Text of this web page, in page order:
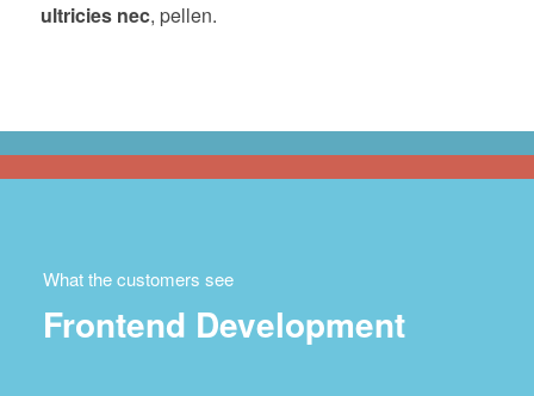
ultricies nec, pellen.
What the customers see
Frontend Development